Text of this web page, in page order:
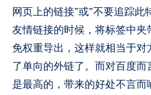
网页上的链接”或“不要追踪此
友情链接的时候，将标签中
免权重导出，这样就相当于
了单向的外链了。而对百度
是最高的，带来的好处不言